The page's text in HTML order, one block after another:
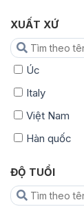
XUẤT XỨ
Úc
Italy
Việt Nam
Hàn quốc
ĐỘ TUỔI